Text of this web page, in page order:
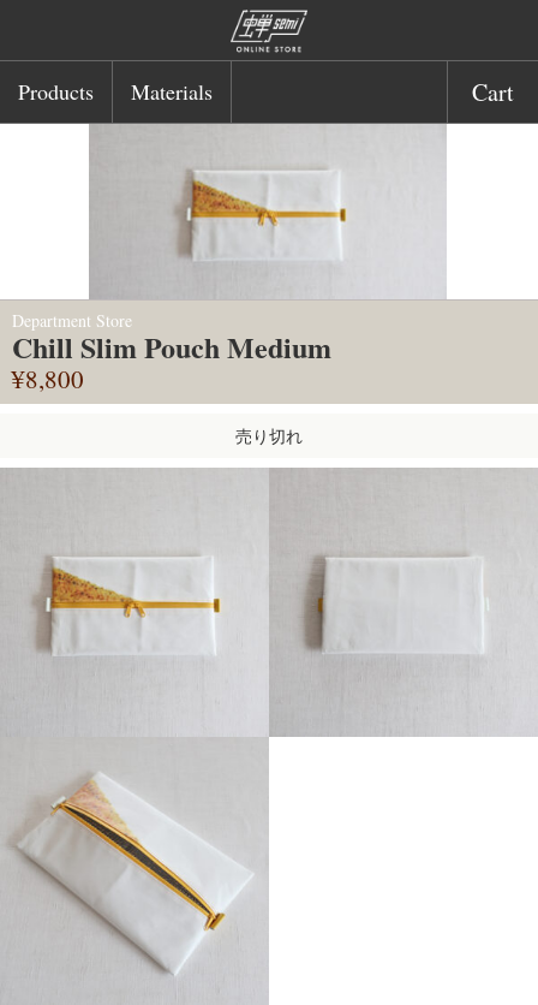
Products Materials Cart
Department Store
Chill Slim Pouch Medium
¥8,800
売り切れ